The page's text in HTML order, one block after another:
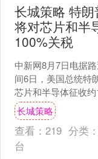
长城策略 特
将对芯片和半
100%关税
中新网8月7日电据
间6日，美国总统特
芯片和半导体征收
普还称，“所有进口
体都要征收1....
长城策略
查看： 219 分类：
台